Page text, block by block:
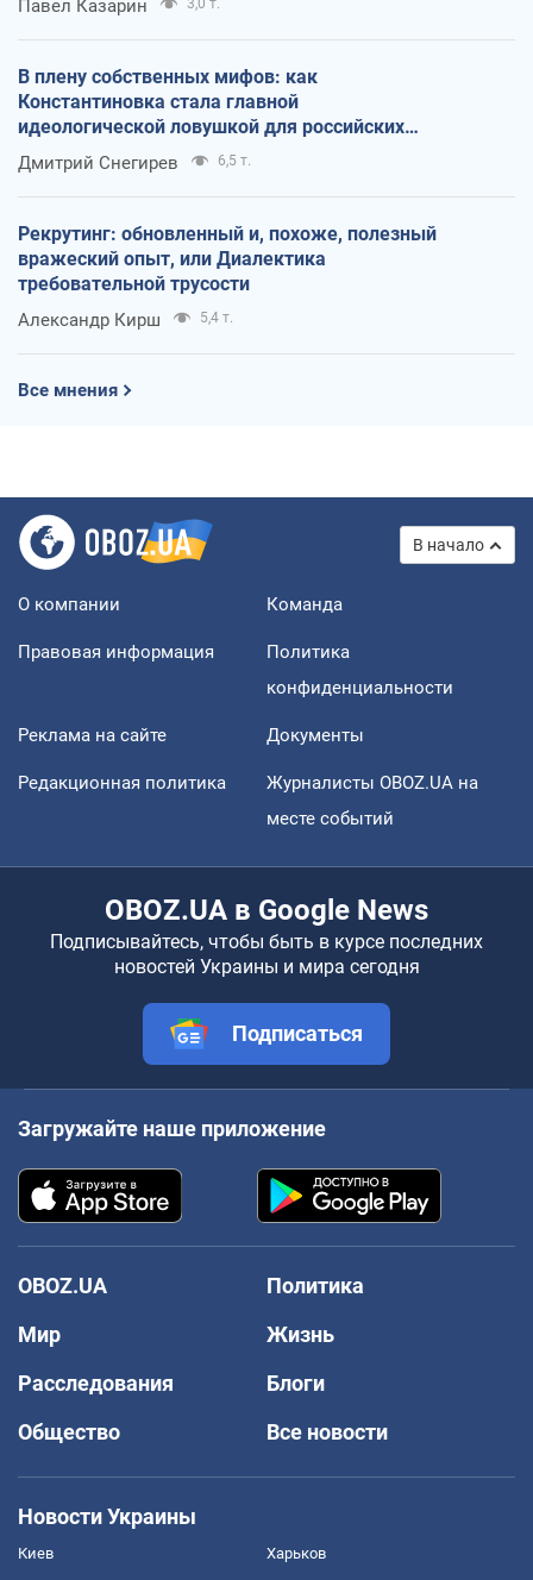
Павел Казарин 3,0 т.
В плену собственных мифов: как
Константиновка стала главной
идеологической ловушкой для российских
оккупантов
Дмитрий Снегирев 6,5 т.
Рекрутинг: обновленный и, похоже, полезный
вражеский опыт, или Диалектика
требовательной трусости
Александр Кирш 5,4 т.
Все мнения
В начало
О компании Команда
Правовая информация
Политика
конфиденциальности
Реклама на сайте Документы
Редакционная политика
Журналисты OBOZ.UA на
месте событий
OBOZ.UA в Google News
Подписывайтесь, чтобы быть в курсе последних
новостей Украины и мира сегодня
Подписаться
Загружайте наше приложение
OBOZ.UA
Политика
Мир
Жизнь
Расследования
Блоги
Общество
Все новости
Новости Украины
Киев Харьков